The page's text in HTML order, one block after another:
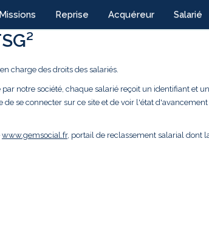
Missions Reprise Acquéreur Salarié
charge des droits des salariés.
par notre société, chaque salarié reçoit un identifiant et
se connecter sur ce site et de voir l'état
www.gemsocial.fr, portail de reclassement salarial dont la